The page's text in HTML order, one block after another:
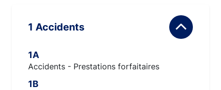
1 Accidents
1A
Accidents - Prestations forfaitaires
1B